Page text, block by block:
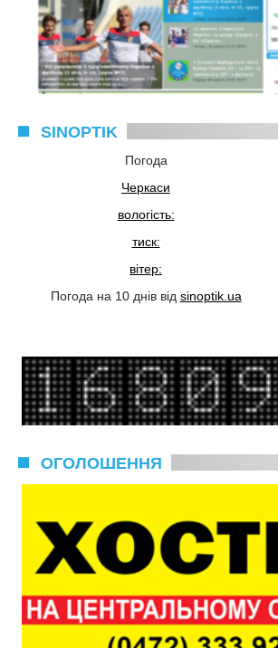
SINOPTIK
Погода
Черкаси
вологість:
тиск:
вітер:
Погода на 10 днів від sinoptik.ua
ОГОЛОШЕННЯ